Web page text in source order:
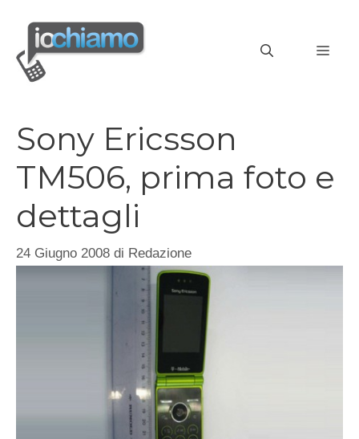
contenuto
Sony Ericsson
TM506, prima foto e
dettagli
24 Giugno 2008 di Redazione